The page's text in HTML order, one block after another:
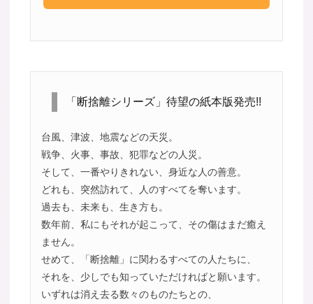
「断捨離シリーズ」待望の紙本版発売!!
台風、津波、地震などの天災。
戦争、火事、事故、犯罪などの人災。
そして、一番やりきれない、身近な人の善意。
どれも、突然訪れて、人のすべてを奪います。
過去も、未来も、生き方も。
数年前、私にもそれが起こって、その傷はまだ癒え
ません。
せめて、「断捨離」に関わるすべての人たちに、
それを、少しでも知っていただければと願います。
いずれは消え去る数々のものたちとの、